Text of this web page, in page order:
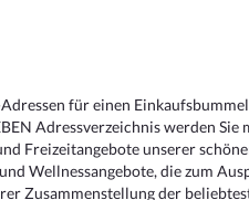
für einen
Adressverzeichnis werden
Freizeitangebote unserer
Wellnessangebote, die zum
Zusammenstellung der